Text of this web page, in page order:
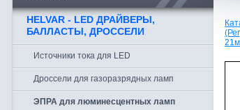
HELVAR - LED ДРАЙВЕРЫ,
БАЛЛАСТЫ, ДРОССЕЛИ
Источники тока для LED
Дроссели для газоразрядных ламп
ЭПРА для люминесцентных ламп